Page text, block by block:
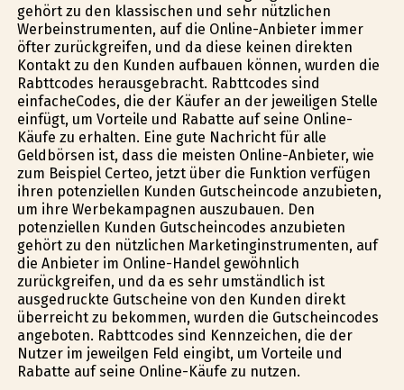
gehört zu den klassischen und sehr nützlichen
Werbeinstrumenten, auf die Online-Anbieter immer
öfter zurückgreifen, und da diese keinen direkten
Kontakt zu den Kunden aufbauen können, wurden die
Rabttcodes herausgebracht. Rabttcodes sind
einfacheCodes, die der Käufer an der jeweiligen Stelle
einfügt, um Vorteile und Rabatte auf seine Online-
Käufe zu erhalten. Eine gute Nachricht für alle
Geldbörsen ist, dass die meisten Online-Anbieter, wie
zum Beispiel Certeo, jetzt über die Funktion verfügen
ihren potenziellen Kunden Gutscheincode anzubieten,
um ihre Werbekampagnen auszubauen. Den
potenziellen Kunden Gutscheincodes anzubieten
gehört zu den nützlichen Marketinginstrumenten, auf
die Anbieter im Online-Handel gewöhnlich
zurückgreifen, und da es sehr umständlich ist
ausgedruckte Gutscheine von den Kunden direkt
überreicht zu bekommen, wurden die Gutscheincodes
angeboten. Rabttcodes sind Kennzeichen, die der
Nutzer im jeweilgen Feld eingibt, um Vorteile und
Rabatte auf seine Online-Käufe zu nutzen.